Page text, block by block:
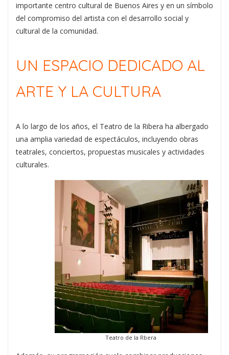
importante centro cultural de Buenos Aires y en un símbolo
del compromiso del artista con el desarrollo social y
cultural de la comunidad.
UN ESPACIO DEDICADO AL
ARTE Y LA CULTURA
A lo largo de los años, el Teatro de la Ribera ha albergado
una amplia variedad de espectáculos, incluyendo obras
teatrales, conciertos, propuestas musicales y actividades
culturales.
Teatro de la Rbera